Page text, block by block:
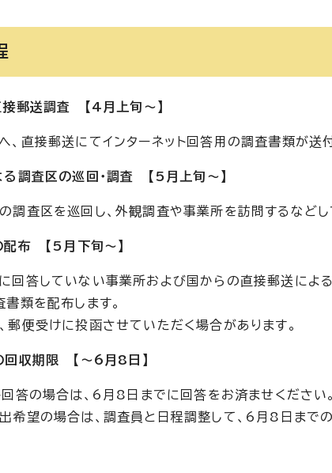
接郵送調査 【4月上旬〜】
、直接郵送にてインターネット回答用の調査書類が送
る調査区の巡回・調査 【5月上旬〜】
調査区を巡回し、外観調査や事業所を訪問するなど
配布 【5月下旬〜】
回答していない事業所および国からの直接郵送によ
書類を配布します。
郵便受けに投函させていただく場合があります。
回収期限 【～6月8日】
回答の場合は、6月8日までに回答をお済ませください
希望の場合は、調査員と日程調整して、6月8日まで